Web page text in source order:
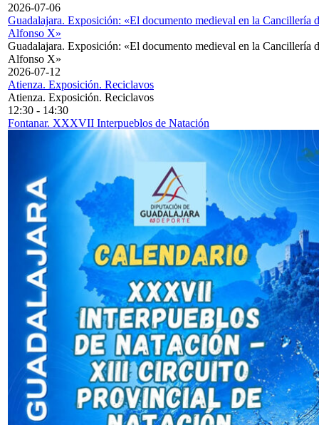
2026-07-06
Guadalajara. Exposición: «El documento medieval en la Cancillería
Alfonso X»
Guadalajara. Exposición: «El documento medieval en la Cancillería
Alfonso X»
2026-07-12
Atienza. Exposición. Reciclavos
Atienza. Exposición. Reciclavos
12:30 - 14:30
Fontanar. XXXVII Interpueblos de Natación